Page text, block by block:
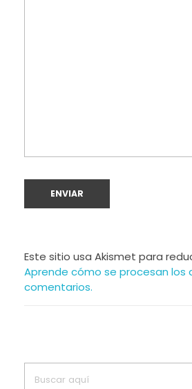
Este sitio usa Akismet para
Aprende cómo se procesan los
comentarios.